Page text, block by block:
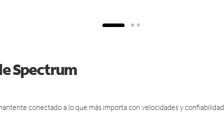
Spectrum
conectado a lo que más importa con velocidades y confiabilidad